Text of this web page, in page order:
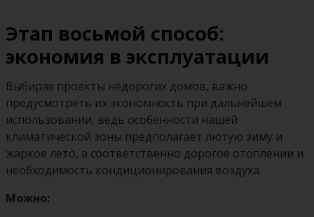
Этап восьмой способ:
экономия в эксплуатации
Выбирая проекты недорогих домов, важно
предусмотреть их экономность при дальнейшем
использовании, ведь особенности нашей
климатической зоны предполагает лютую зиму и
жаркое лето, а соответственно дорогое отоплении и
необходимость кондиционирования воздуха.
Можно: